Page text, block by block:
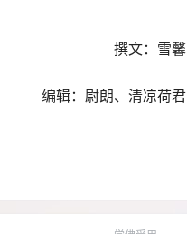
撰文：雪馨
编辑：尉朗、清凉荷君